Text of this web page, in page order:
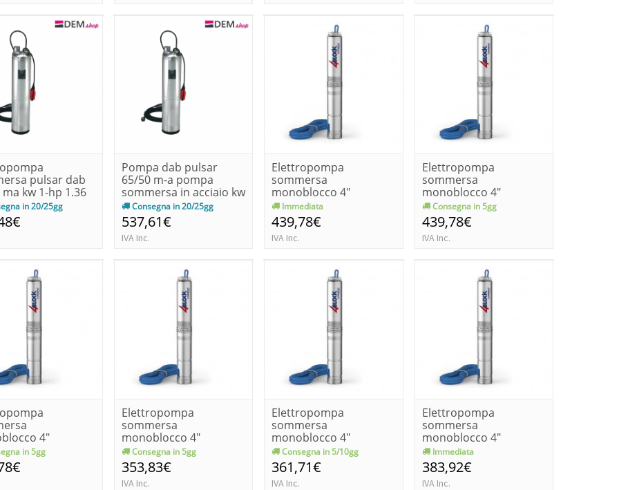
pulsar dab
kw 1-hp 1.36
in 20/25gg
Pompa dab pulsar
65/50 m-a pompa
sommersa in acciaio kw
1.2-hp 1....
Consegna in 20/25gg
537,61€
IVA Inc.
Elettropompa
sommersa
monoblocco 4"
pedrollo monofase
4block...
Immediata
439,78€
IVA Inc.
Elettropompa
sommersa
monoblocco 4"
pedrollo monofase
4block...
Consegna in 5gg
439,78€
IVA Inc.
4"
monofase
in 5gg
Elettropompa
sommersa
monoblocco 4"
pedrollo monofase
4block...
Consegna in 5gg
353,83€
IVA Inc.
Elettropompa
sommersa
monoblocco 4"
pedrollo monofase
4block...
Consegna in 5/10gg
361,71€
IVA Inc.
Elettropompa
sommersa
monoblocco 4"
pedrollo monofase
4block...
Immediata
383,92€
IVA Inc.